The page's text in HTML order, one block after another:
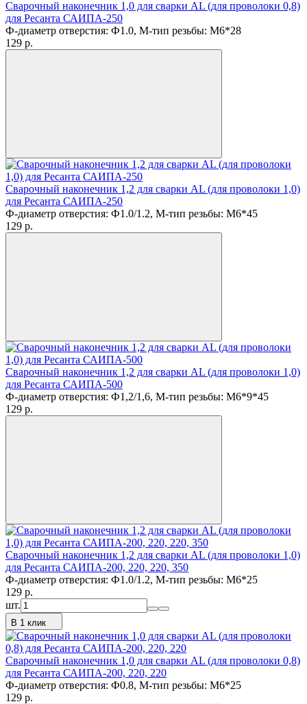
Сварочный наконечник 1,0 для сварки AL (для проволоки 0,8)
для Ресанта САИПА-250
Ф-диаметр отверстия: Ф1.0, М-тип резьбы: M6*28
129 p.
Сварочный наконечник 1,2 для сварки AL (для проволоки 1,0)
для Ресанта САИПА-250
Ф-диаметр отверстия: Ф1.0/1.2, М-тип резьбы: M6*45
129 p.
Сварочный наконечник 1,2 для сварки AL (для проволоки 1,0)
для Ресанта САИПА-500
Ф-диаметр отверстия: Ф1,2/1,6, М-тип резьбы: M6*9*45
129 p.
Сварочный наконечник 1,2 для сварки AL (для проволоки 1,0)
для Ресанта САИПА-200, 220, 220, 350
Ф-диаметр отверстия: Ф1.0/1.2, М-тип резьбы: M6*25
129 p.
шт.
В 1 клик
Сварочный наконечник 1,0 для сварки AL (для проволоки 0,8)
для Ресанта САИПА-200, 220, 220
Ф-диаметр отверстия: Ф0.8, М-тип резьбы: M6*25
129 p.